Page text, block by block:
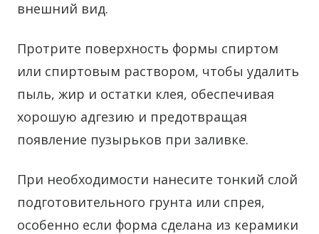
внешний вид.
Протрите поверхность формы спиртом
или спиртовым раствором, чтобы удалить
пыль, жир и остатки клея, обеспечивая
хорошую адгезию и предотвращая
появление пузырьков при заливке.
При необходимости нанесите тонкий слой
подготовительного грунта или спрея,
особенно если форма сделана из керамики